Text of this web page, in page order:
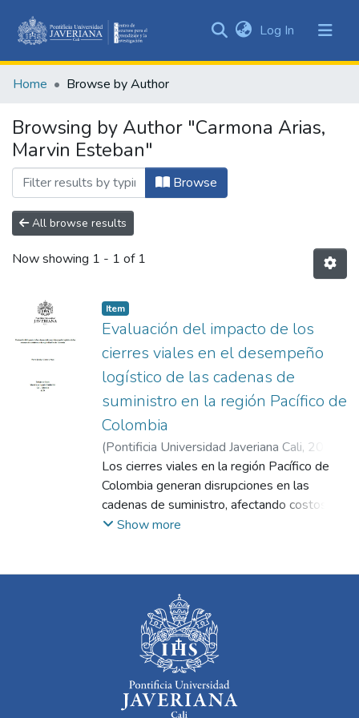
&
All of DSpace
Log In (current)
Home Browse by Author
Browsing by Author "Carmona Arias,
Marvin Esteban"
Browse
All browse results
Now showing 1 - 1 of 1
Item
Evaluación del impacto de los
cierres viales en el desempeño
logístico de las cadenas de
suministro en la región Pacífico de
Colombia
(Pontificia Universidad Javeriana Cali, 2025
Carmona Arias, Marvin Esteban;Clavijo
Buriticá, Nicolás
Los cierres viales en la región Pacífico de
Colombia generan disrupciones en las
cadenas de suministro, afectando costos
logísticos y tiempos de entrega. Este
Carga (RNDC) e INVIAS, abarcando el
periodo entre enero de 2018 y junio de
2020. El enfoque adoptado se basa en la
aplicación de análisis de datos,
especialmente con alcance descriptivo y de
diagnóstico para identificar los tramos viales
Show more